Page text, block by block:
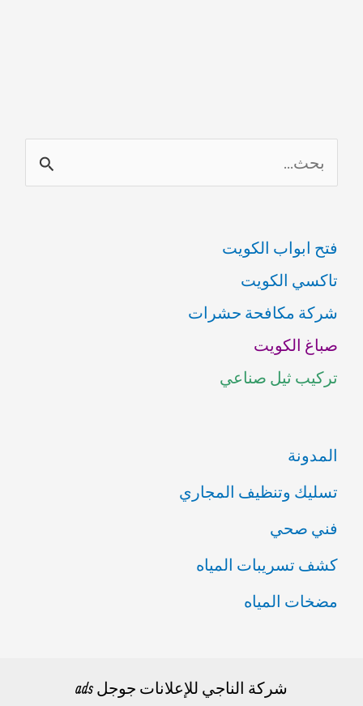
ل
ح
ث
ع
ن
:
فتح ابواب الكويت
تاكسي الكويت
شركة مكافحة حشرات
صباغ الكويت
تركيب ثيل صناعي
المدونة
تسليك وتنظيف المجاري
فني صحي
كشف تسريبات المياه
مضخات المياه
شركة الناجي للإعلانات جوجل ads